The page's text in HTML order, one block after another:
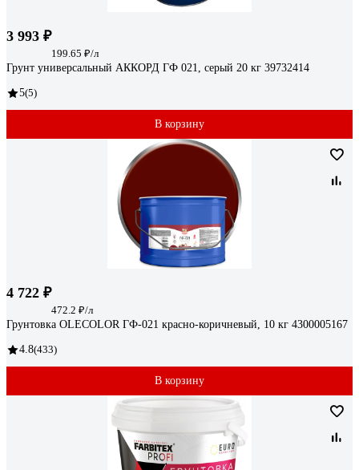
3 993 ₽
199.65 ₽/л
Грунт универсальный АККОРД ГФ 021, серый 20 кг 39732414
5(5)
В корзину
4 722 ₽
472.2 ₽/л
Грунтовка OLECOLOR ГФ-021 красно-коричневый, 10 кг 4300005167
4.8(433)
В корзину